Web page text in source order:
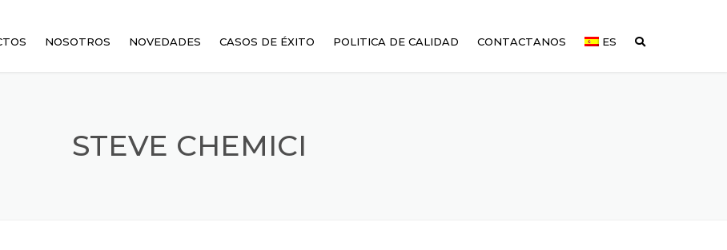
NOSOTROS NOVEDADES CASOS DE ÉXITO POLITICA DE CALIDAD CONTACTANOS ES
STEVE CHEMICI